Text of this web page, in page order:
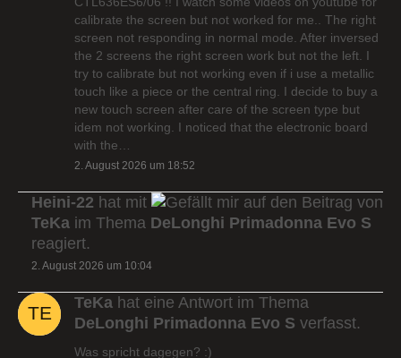
calibrate the screen but not worked for me.. The right
screen not responding in normal mode. After inversed
the 2 screens the right screen work but not the left. I
try to calibrate but not working even if i use a metallic
touch like a piece or the central ring. I decide to buy a
new touch screen after care of the screen type but
idem not working. I noticed that the electronic board
with the…
2. August 2026 um 18:52
Heini-22 hat mit
auf den Beitrag von
TeKa im Thema DeLonghi Primadonna Evo S
reagiert.
2. August 2026 um 10:04
TeKa hat eine Antwort im Thema
DeLonghi Primadonna Evo S verfasst.
Was spricht dagegen? :)